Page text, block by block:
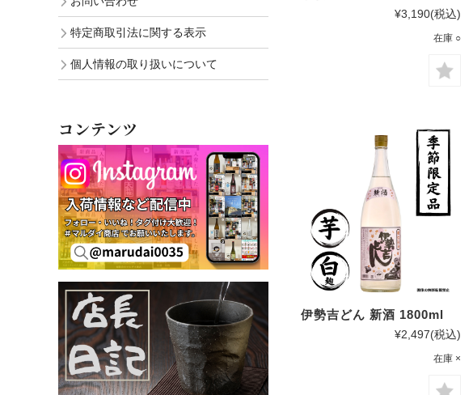
¥3,190(税込)
在庫 ○
伊勢吉どん 新酒 1800ml
¥2,497(税込)
在庫 ×
特定商取引法に関する表示
個人情報の取り扱いについて
コンテンツ